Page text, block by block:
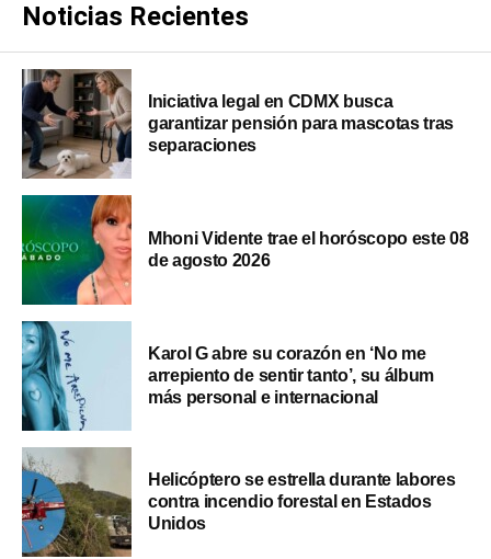
Noticias Recientes
Iniciativa legal en CDMX busca
garantizar pensión para mascotas tras
separaciones
Mhoni Vidente trae el horóscopo este 08
de agosto 2026
Karol G abre su corazón en ‘No me
arrepiento de sentir tanto’, su álbum
más personal e internacional
Helicóptero se estrella durante labores
contra incendio forestal en Estados
Unidos